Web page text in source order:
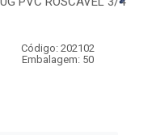
Código: 202102
Embalagem: 50